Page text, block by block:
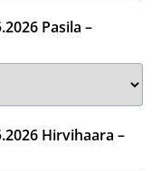
Pasila –
Hirvihaara –